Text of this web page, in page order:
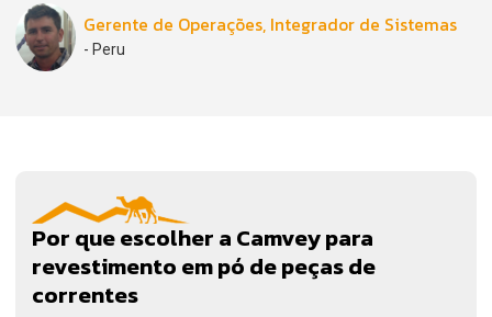
Gerente de Operações, Integrador de Sistemas
- Peru
Por que escolher a Camvey para
revestimento em pó de peças de
correntes